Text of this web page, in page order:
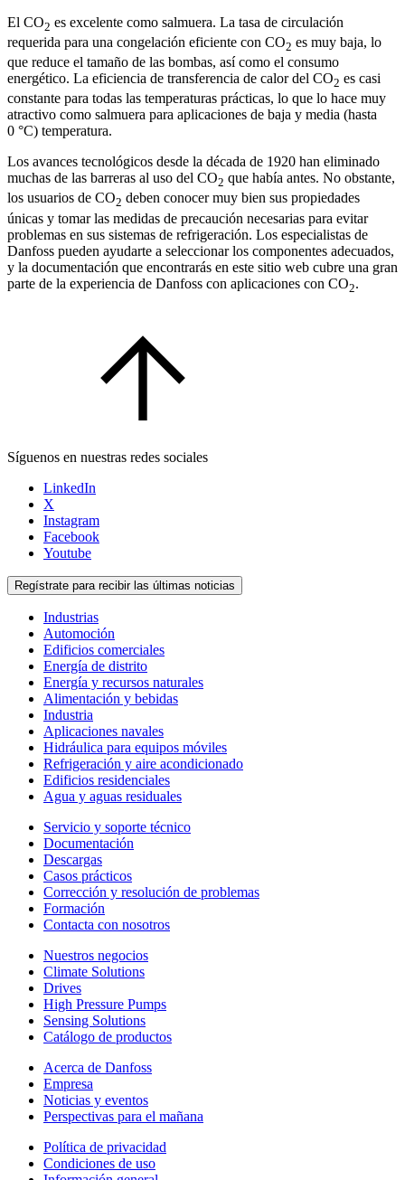
El CO2 es excelente como salmuera. La tasa de circulación
requerida para una congelación eficiente con CO2 es muy baja, lo
que reduce el tamaño de las bombas, así como el consumo
energético. La eficiencia de transferencia de calor del CO2 es casi
constante para todas las temperaturas prácticas, lo que lo hace muy
atractivo como salmuera para aplicaciones de baja y media (hasta
0 °C) temperatura.
Los avances tecnológicos desde la década de 1920 han eliminado
muchas de las barreras al uso del CO2 que había antes. No obstante,
los usuarios de CO2 deben conocer muy bien sus propiedades
únicas y tomar las medidas de precaución necesarias para evitar
problemas en sus sistemas de refrigeración. Los especialistas de
Danfoss pueden ayudarte a seleccionar los componentes adecuados,
y la documentación que encontrarás en este sitio web cubre una gran
parte de la experiencia de Danfoss con aplicaciones con CO2.
Síguenos en nuestras redes sociales
LinkedIn
X
Instagram
Facebook
Youtube
Regístrate para recibir las últimas noticias
Industrias
Automoción
Edificios comerciales
Energía de distrito
Energía y recursos naturales
Alimentación y bebidas
Industria
Aplicaciones navales
Hidráulica para equipos móviles
Refrigeración y aire acondicionado
Edificios residenciales
Agua y aguas residuales
Servicio y soporte técnico
Documentación
Descargas
Casos prácticos
Corrección y resolución de problemas
Formación
Contacta con nosotros
Nuestros negocios
Climate Solutions
Drives
High Pressure Pumps
Sensing Solutions
Catálogo de productos
Acerca de Danfoss
Empresa
Noticias y eventos
Perspectivas para el mañana
Política de privacidad
Condiciones de uso